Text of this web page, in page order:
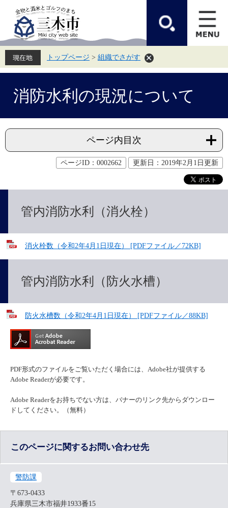
先
頭
す。
を
飛
し
トップページ > 組織でさがす
消防水利の現況について
ページ内目次
ページID：0002662 更新日：2019年2月1日更新
管内消防水利（消火栓）
消火栓数（令和2年4月1日現在） [PDFファイル／72KB]
管内消防水利（防火水槽）
防火水槽数（令和2年4月1日現在） [PDFファイル／88KB]
PDF形式のファイルをご覧いただく場合には、Adobe社が提供する
Adobe Readerが必要です。
Adobe Readerをお持ちでない方は、バナーのリンク先からダウンロー
ドしてください。（無料）
このページに関するお問い合わせ先
警防課
〒673-0433
兵庫県三木市福井1933番15